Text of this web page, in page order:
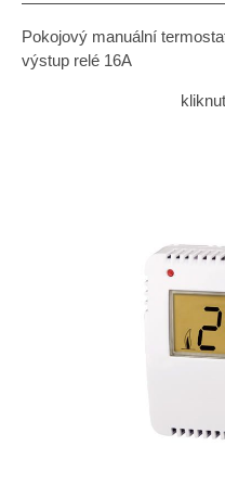
Pokojový manuální
výstup relé 16A